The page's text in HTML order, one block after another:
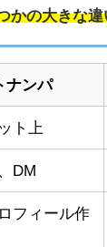
かの大きな違
ナンパ
ト上
DM
フィール作